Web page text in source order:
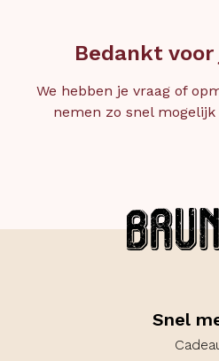
Bedankt
We hebben je vraag of
nemen zo snel
Snel